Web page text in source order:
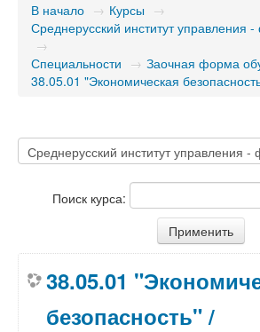
В начало → Курсы →
Среднерусский институт
→
Специальности → Заочная форма
38.05.01 "Экономическая
Поиск курса:
38.05.01
безопасность" /